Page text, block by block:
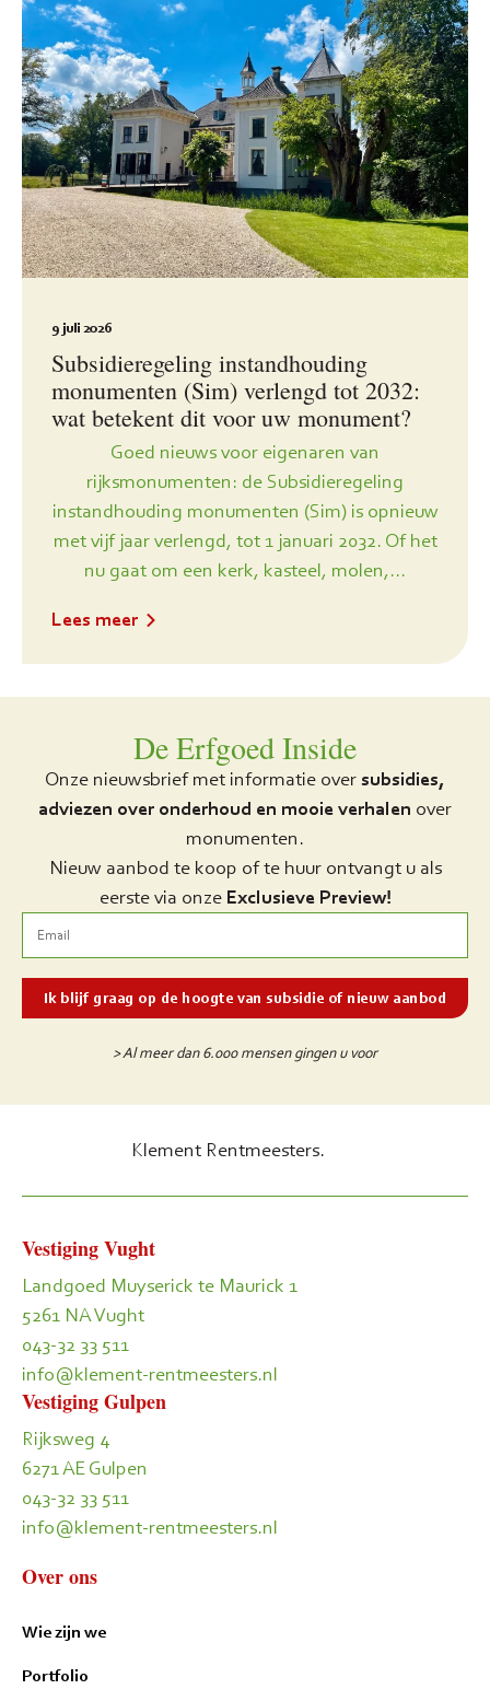
9 juli 2026
Subsidieregeling instandhouding
monumenten (Sim) verlengd tot 2032:
wat betekent dit voor uw monument?
Goed nieuws voor eigenaren van
rijksmonumenten: de Subsidieregeling
instandhouding monumenten (Sim) is opnieuw
met vijf jaar verlengd, tot 1 januari 2032. Of het
nu gaat om een kerk, kasteel, molen,...
Lees meer
De Erfgoed Inside
Onze nieuwsbrief met informatie oversubsidies,
adviezen over onderhoud en mooie verhalen over
monumenten.
Nieuw aanbod te koop of te huur ontvangt u als
eerste via onze Exclusieve Preview!
> Al meer dan 6.000 mensen gingen u voor
Klement Rentmeesters.
Vestiging Vught
Landgoed Muyserick te Maurick 1
5261 NA Vught
043-32 33 511
info@klement-rentmeesters.nl
Vestiging Gulpen
Rijksweg 4
6271 AE Gulpen
043-32 33 511
info@klement-rentmeesters.nl
Over ons
Wie zijn we
Portfolio